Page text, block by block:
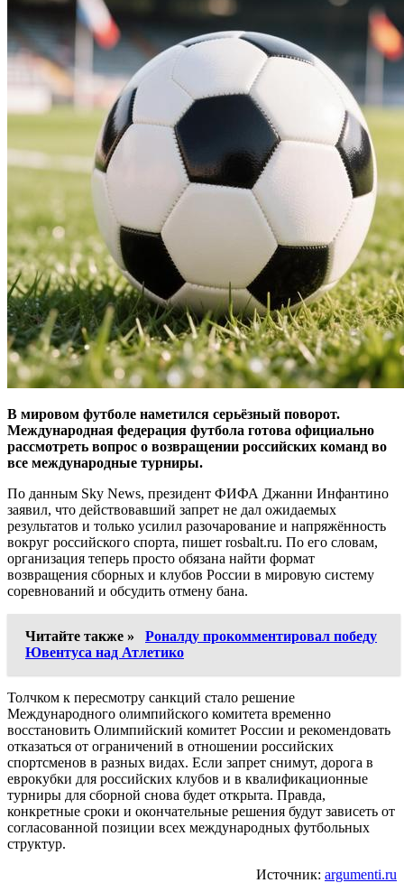
В мировом футболе наметился серьёзный поворот.
Международная федерация футбола готова официально
рассмотреть вопрос о возвращении российских команд во
все международные турниры.
По данным Sky News, президент ФИФА Джанни Инфантино
заявил, что действовавший запрет не дал ожидаемых
результатов и только усилил разочарование и напряжённость
вокруг российского спорта, пишет rosbalt.ru. По его словам,
организация теперь просто обязана найти формат
возвращения сборных и клубов России в мировую систему
соревнований и обсудить отмену бана.
Читайте также »
Роналду прокомментировал победу
Ювентуса над Атлетико
Толчком к пересмотру санкций стало решение
Международного олимпийского комитета временно
восстановить Олимпийский комитет России и рекомендовать
отказаться от ограничений в отношении российских
спортсменов в разных видах. Если запрет снимут, дорога в
еврокубки для российских клубов и в квалификационные
турниры для сборной снова будет открыта. Правда,
конкретные сроки и окончательные решения будут зависеть от
согласованной позиции всех международных футбольных
структур.
Источник: argumenti.ru